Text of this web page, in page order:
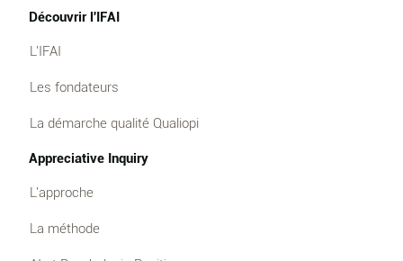
Découvrir l'IFAI
L'IFAI
Les fondateurs
La démarche qualité Qualiopi
Appreciative Inquiry
L'approche
La méthode